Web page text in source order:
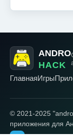
ANDRO
HACK
ГлавнаяИгры
© 2021-2025
приложения для